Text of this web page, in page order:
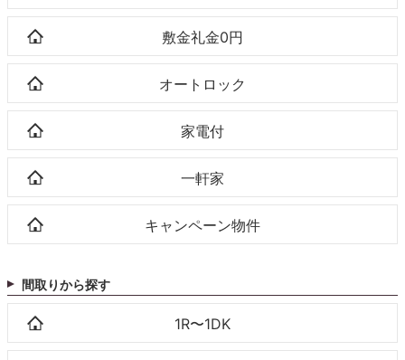
敷金礼金0円
オートロック
家電付
一軒家
キャンペーン物件
間取りから探す
1R〜1DK